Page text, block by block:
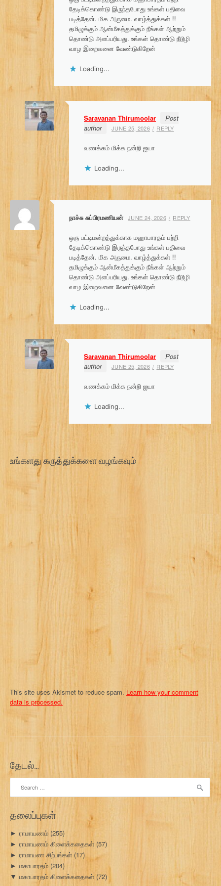
a
o
தேடிக்கொண்டு இருந்தபோது உங்கள் பதிவை
படித்தேன். மிக அருமை. வாழ்த்துக்கள் !!
தமிழுக்கும் ஆன்மீகத்துக்கும் நீங்கள் ஆற்றும்
தொண்டு அளப்பரியது. உங்கள் தொண்டு நீடூழி
வாழ இறைவனை வேண்டுகிறேன்
Loading...
Saravanan Thirumoolar
Post
author
JUNE 25, 2026 REPLY
வணக்கம் மிக்க நன்றி ஐயா
Loading...
நாச்சு சுப்பிரமணியன் JUNE 24, 2026 REPLY
ஒரு பட்டிமன்றத்துக்காக மஹாபாரதம் பற்றி
தேடிக்கொண்டு இருந்தபோது உங்கள் பதிவை
படித்தேன். மிக அருமை. வாழ்த்துக்கள் !!
தமிழுக்கும் ஆன்மீகத்துக்கும் நீங்கள் ஆற்றும்
தொண்டு அளப்பரியது. உங்கள் தொண்டு நீடூழி
வாழ இறைவனை வேண்டுகிறேன்
Loading...
Saravanan Thirumoolar
Post
author
JUNE 25, 2026 REPLY
வணக்கம் மிக்க நன்றி ஐயா
Loading...
உங்களது கருத்துக்களை வழங்கவும்
This site uses Akismet to reduce spam. Learn how your comment
data is processed.
தேடல்…
தலைப்புகள்
► ராமாயணம் (255)
► ராமாயணம் கிளைக்கதைகள் (57)
► ராமாயண சிற்பங்கள் (17)
► மகாபாரதம் (204)
▼ மகாபாரதம் கிளைக்கதைகள் (72)